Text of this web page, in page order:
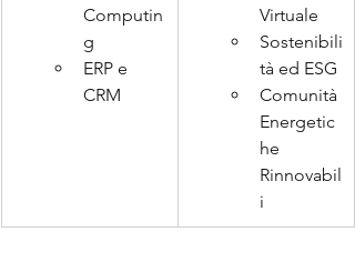
Computin
g
ERP e
CRM
Virtuale
Sostenibili
tà ed ESG
Comunità
Energetic
he
Rinnovabil
i